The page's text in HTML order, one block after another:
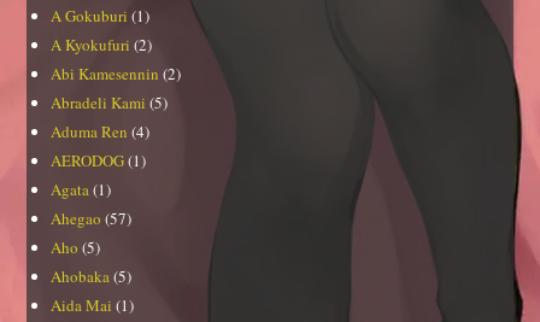
A Gokuburi (1)
A Kyokufuri (2)
Abi Kamesennin (2)
Abradeli Kami (5)
Aduma Ren (4)
AERODOG(1)
Agata(1)
Ahegao (57)
Aho (5)
Ahobaka(5)
Aida Mai (1)